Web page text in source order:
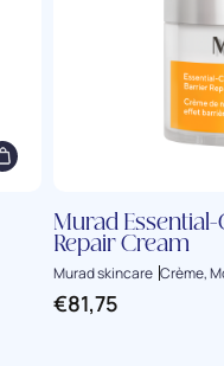
Murad
Repair Cream
Murad skincare Crème,
€81,75